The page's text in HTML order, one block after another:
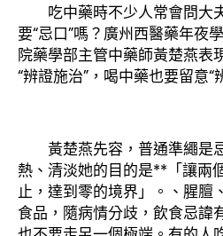
吃中藥時不少人常會問大
要“忌口”嗎？廣州西醫藥年夜
院藥學部主管中藥師黃楚燕表
“辨證施治”，喝中藥也要留意“
黃楚燕先容，普通準繩是
熱、清淡她的目的是**「讓兩
止，達到零的境界」。、腥膻
食品，隨病情分歧，飲食忌諱